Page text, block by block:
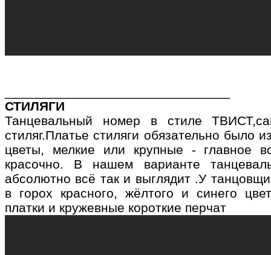
СТИЛЯГИ
Танцевальный номер в стиле
стиляг.Платье стиляги обязательно было
цветы, мелкие или крупные - главное
красочно. В нашем варианте
абсолютно всё так и выглядит .У
в горох красного, жёлтого и синего
платки и кружевные короткие перчат